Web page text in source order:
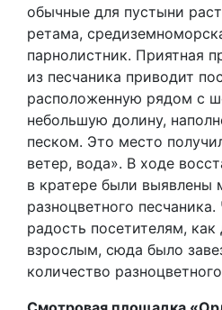
обычные для пустыни
ретама,
парнолистник. Приятная
из песчаника приводит
расположенную рядом с
небольшую долину,
песком. Это место
ветер, вода». В ходе
в кратере были выявлены
разноцветного
радость посетителям, как
взрослым, сюда было
количество